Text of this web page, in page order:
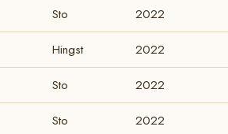
Sto 2022
Hingst 2022
Sto 2022
Sto 2022